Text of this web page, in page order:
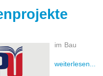
im Bau
weiterlesen...